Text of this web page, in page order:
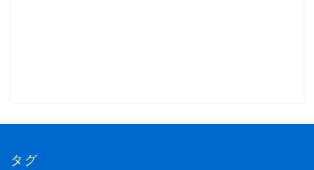
タグ